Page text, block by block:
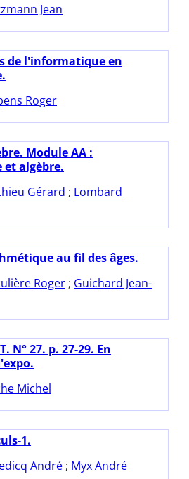
Jean
de l'informatique en
Roger
Module AA :
algèbre.
Gérard ; Lombard
au fil des âges.
Roger ; Guichard Jean-
N° 27. p. 27-29. En
Michel
1.
André ; Myx André